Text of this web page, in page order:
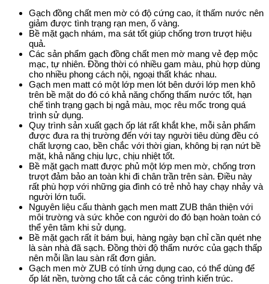
Gạch đồng chất men mờ có độ cứng cao, ít thấm nước nên
giảm được tình trạng rạn men, ố vàng.
Bề mặt gạch nhám, ma sát tốt giúp chống trơn trượt hiệu
quả.
Các sản phẩm gạch đồng chất men mờ mang vẻ đẹp mộc
mạc, tự nhiên. Đồng thời có nhiều gam màu, phù hợp dùng
cho nhiều phong cách nội, ngoại thất khác nhau.
Gạch men matt có một lớp men lót bên dưới lớp men khô
trên bề mặt do đó có khả năng chống thấm nước tốt, hạn
chế tình trạng gạch bị ngả màu, mọc rêu mốc trong quá
trình sử dụng.
Quy trình sản xuất gạch ốp lát rất khắt khe, mỗi sản phẩm
được đưa ra thị trường đến với tay người tiêu dùng đều có
chất lượng cao, bền chắc với thời gian, không bị rạn nứt bề
mặt, khả năng chịu lực, chịu nhiệt tốt.
Bề mặt gạch matt được phủ một lớp men mờ, chống trơn
trượt đảm bảo an toàn khi đi chân trần trên sàn. Điều này
rất phù hợp với những gia đình có trẻ nhỏ hay chạy nhảy và
người lớn tuổi.
Nguyên liệu cấu thành gạch men matt ZUB thân thiện với
môi trường và sức khỏe con người do đó bạn hoàn toàn có
thể yên tâm khi sử dụng.
Bề mặt gạch rất ít bám bụi, hàng ngày bạn chỉ cần quét nhẹ
là sàn nhà đã sạch. Đồng thời độ thấm nước của gạch thấp
nên mỗi lần lau sàn rất đơn giản.
Gạch men mờ ZUB có tính ứng dụng cao, có thể dùng để
ốp lát nền, tường cho tất cả các công trình kiến trúc.